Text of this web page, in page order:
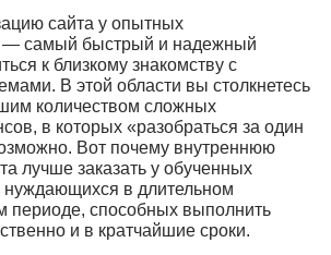
сайта у опытных
— самый быстрый и надежный
к близкому знакомству с
В этой области вы столкнетесь
количеством сложных
в которых «разобраться за один
Вот почему внутреннюю
лучше заказать у обученных
нуждающихся в длительном
периоде, способных выполнить
и в кратчайшие сроки.